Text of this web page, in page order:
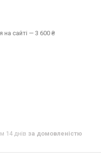
на сайті — 3 600 ₴
14 днів за домовленістю